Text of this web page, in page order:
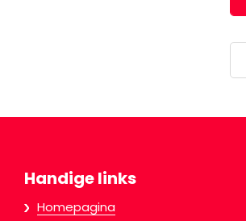
Handige links
Homepagina